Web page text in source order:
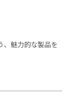
、魅力的な製品を